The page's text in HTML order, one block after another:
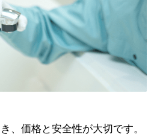
、価格と安全性が大切です。